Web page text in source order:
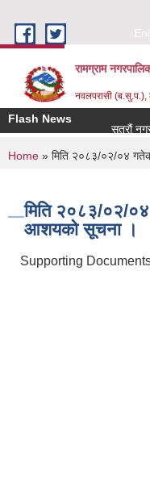
रामग्राम
नवलपरासी (ब.सु.प.),
Flash News
सत्रौं नगर
You are here
Home » मिति २०८३/०२/०४
मिति २०८३/०२/०४
आशयको सूचना ।
Supporting